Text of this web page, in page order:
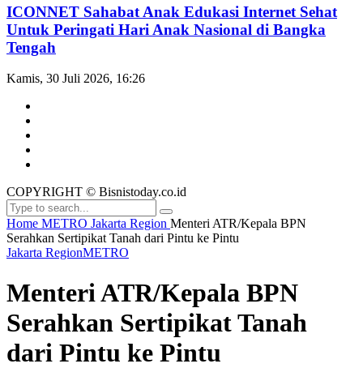
ICONNET Sahabat Anak Edukasi Internet Sehat
Untuk Peringati Hari Anak Nasional di Bangka
Tengah
Kamis, 30 Juli 2026, 16:26
COPYRIGHT © Bisnistoday.co.id
Home METRO Jakarta Region Menteri ATR/Kepala BPN
Serahkan Sertipikat Tanah dari Pintu ke Pintu
Jakarta RegionMETRO
Menteri ATR/Kepala BPN
Serahkan Sertipikat Tanah
dari Pintu ke Pintu